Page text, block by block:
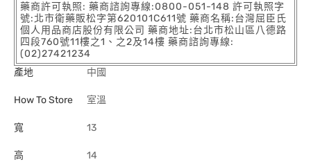
藥商許可執照: 藥商諮詢專線:0800-051-148 許可執照字
號:北市衛藥販松字第620101C611號 藥商名稱:台灣屈臣氏
個人用品商店股份有限公司 藥商地址:台北市松山區八德路
四段760號11樓之1、之2及14樓 藥商諮詢專線:
(02)27421234
產地
中國
How To Store 室溫
寬 13
高 14